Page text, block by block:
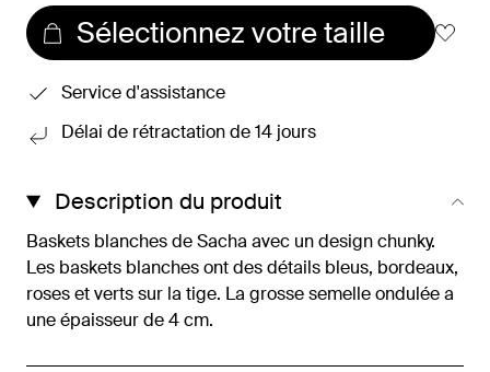
Sélectionnez votre taille
Service d'assistance
Délai de rétractation de 14 jours
Description du produit
Baskets blanches de Sacha avec un design chunky.
Les baskets blanches ont des détails bleus, bordeaux,
roses et verts sur la tige. La grosse semelle ondulée a
une épaisseur de 4 cm.